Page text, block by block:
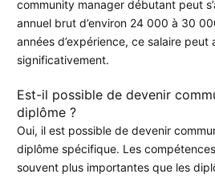
community manager débutant peut
annuel brut d’environ 24 000 à 30
années d’expérience, ce salaire peut
significativement.
Est-il possible de devenir
diplôme ?
Oui, il est possible de devenir
diplôme spécifique. Les
souvent plus importantes que les